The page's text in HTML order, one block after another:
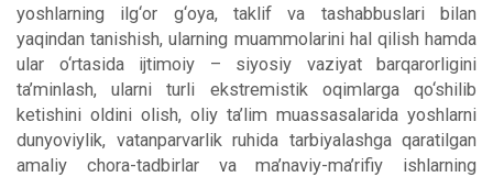
yoshlarning ilg‘or g‘oya, taklif va tashabbuslari bilan
yaqindan tanishish, ularning muammolarini hal qilish hamda
ular o‘rtasida ijtimoiy – siyosiy vaziyat barqarorligini
ta’minlash, ularni turli ekstremistik oqimlarga qo‘shilib
ketishini oldini olish, oliy ta’lim muassasalarida yoshlarni
dunyoviylik, vatanparvarlik ruhida tarbiyalashga qaratilgan
amaliy chora-tadbirlar va ma’naviy-ma’rifiy ishlarning